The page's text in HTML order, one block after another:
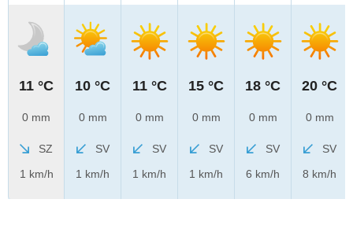
11 °C
0 mm
SZ
1 km/h
10 °C
0 mm
SV
1 km/h
11 °C
0 mm
SV
1 km/h
15 °C
0 mm
SV
1 km/h
18 °C
0 mm
SV
6 km/h
20 °C
0 mm
SV
8 km/h